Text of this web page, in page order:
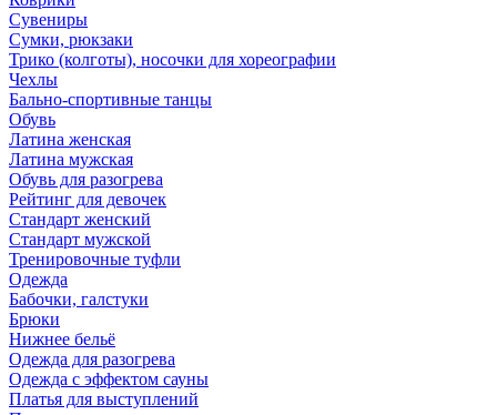
Сувениры
Сумки, рюкзаки
Трико (колготы), носочки для хореографии
Чехлы
Бально-спортивные танцы
Обувь
Латина женская
Латина мужская
Обувь для разогрева
Рейтинг для девочек
Стандарт женский
Стандарт мужской
Тренировочные туфли
Одежда
Бабочки, галстуки
Брюки
Нижнее бельё
Одежда для разогрева
Одежда с эффектом сауны
Платья для выступлений